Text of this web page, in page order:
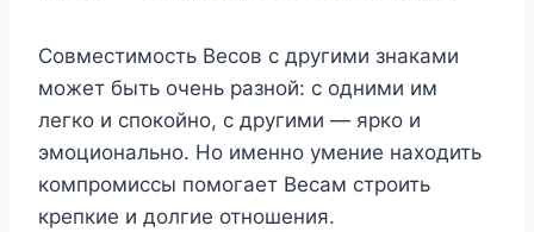
Совместимость Весов с другими знаками
может быть очень разной: с одними им
легко и спокойно, с другими — ярко и
эмоционально. Но именно умение находить
компромиссы помогает Весам строить
крепкие и долгие отношения.